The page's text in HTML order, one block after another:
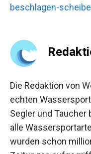
beschlagen-
Die Redaktion von
echten
Segler und Taucher
alle
wurden schon